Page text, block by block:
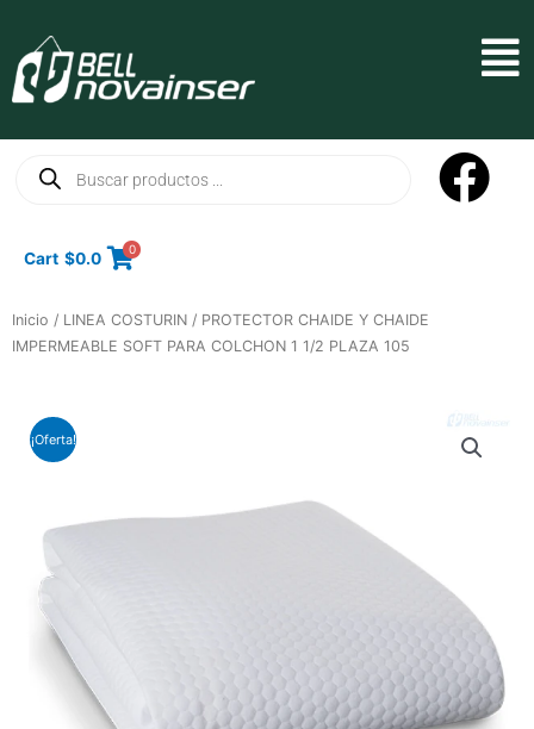
contenido
productos
Cart $0.0 0
Inicio / LINEA COSTURIN / PROTECTOR CHAIDE Y CHAIDE
IMPERMEABLE SOFT PARA COLCHON 1 1/2 PLAZA 105
¡Oferta!